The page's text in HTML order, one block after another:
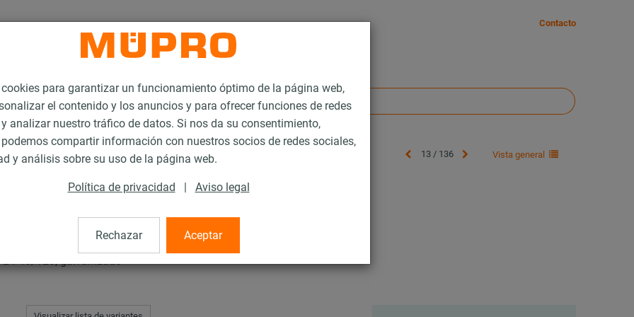
para garantizar un funcionamiento óptimo de la página web,
el contenido y los anuncios y para ofrecer funciones de redes
analizar nuestro tráfico de datos. Si nos da su consentimiento,
compartir información con nuestros socios de redes sociales,
y análisis sobre su uso de la página web.
Política de privacidad | Aviso legal
Rechazar Aceptar
Contacto
MPC-Tornillos soporte 38/24 - 40/120 13 / 136 Vista general
38/24 - 40/120
40/120, galvanizado